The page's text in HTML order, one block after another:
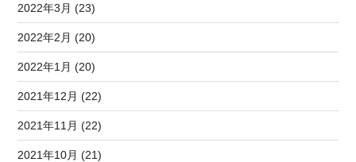
2022年3月 (23)
2022年2月 (20)
2022年1月 (20)
2021年12月 (22)
2021年11月 (22)
2021年10月 (21)